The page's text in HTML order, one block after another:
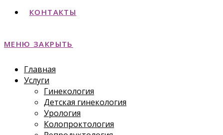
КОНТАКТЫ
МЕНЮ ЗАКРЫТЬ
Главная
Услуги
Гинекология
Детская гинекология
Урология
Колопроктология